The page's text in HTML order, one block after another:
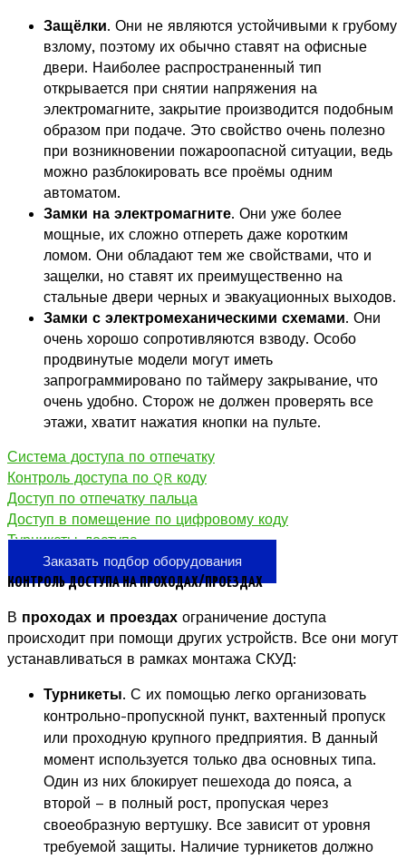
Защёлки. Они не являются устойчивыми к грубому
взлому, поэтому их обычно ставят на офисные
двери. Наиболее распространенный тип
открывается при снятии напряжения на
электромагните, закрытие производится подобным
образом при подаче. Это свойство очень полезно
при возникновении пожароопасной ситуации, ведь
можно разблокировать все проёмы одним
автоматом.
Замки на электромагните. Они уже более
мощные, их сложно отпереть даже коротким
ломом. Они обладают тем же свойствами, что и
защелки, но ставят их преимущественно на
стальные двери черных и эвакуационных выходов.
Замки с электромеханическими схемами. Они
очень хорошо сопротивляются взводу. Особо
продвинутые модели могут иметь
запрограммировано по таймеру закрывание, что
очень удобно. Сторож не должен проверять все
этажи, хватит нажатия кнопки на пульте.
Система доступа по отпечатку
Контроль доступа по QR коду
Доступ по отпечатку пальца
Доступ в помещение по цифровому коду
Турникеты-доступа
Заказать подбор оборудования
КОНТРОЛЬ ДОСТУПА НА ПРОХОДАХ/ПРОЕЗДАХ
В проходах и проездах ограничение доступа
происходит при помощи других устройств. Все они могут
устанавливаться в рамках монтажа СКУД:
Турникеты. С их помощью легко организовать
контрольно-пропускной пункт, вахтенный пропуск
или проходную крупного предприятия. В данный
момент используется только два основных типа.
Один из них блокирует пешехода до пояса, а
второй – в полный рост, пропуская через
своеобразную вертушку. Все зависит от уровня
требуемой защиты. Наличие турникетов должно